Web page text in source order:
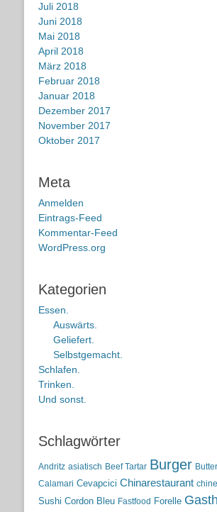
Juli 2018
Juni 2018
Mai 2018
April 2018
März 2018
Februar 2018
Januar 2018
Dezember 2017
November 2017
Oktober 2017
Meta
Anmelden
Eintrags-Feed
Kommentar-Feed
WordPress.org
Kategorien
Essen.
Auswärts.
Geliefert.
Selbstgemacht.
Schlafen.
Trinken.
Und sonst.
Schlagwörter
Andritz asiatisch Beef Tartar Burger
Calamari Cevapcici Chinarestaurant
Sushi Cordon Bleu Fastfood Forelle